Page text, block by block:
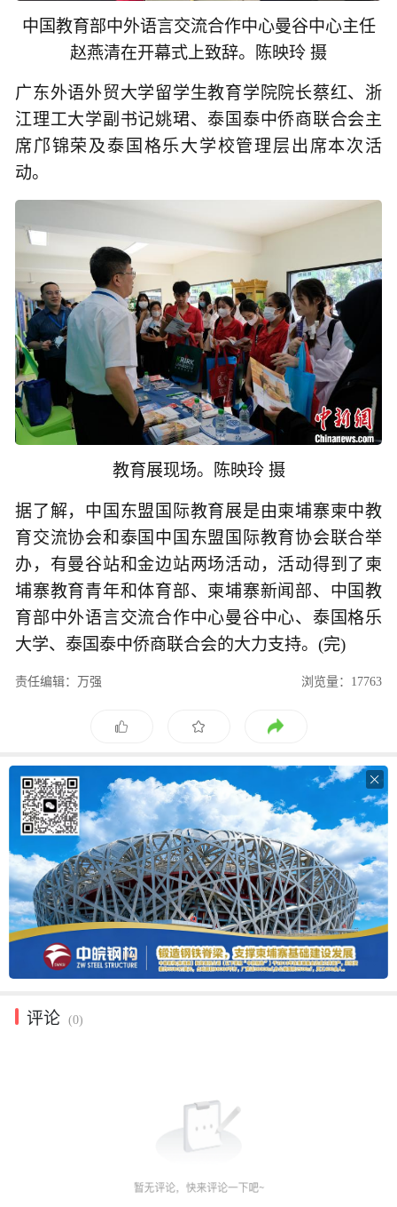
中国教育部中外语言交流合作中心曼谷中心主任
赵燕清在开幕式上致辞。陈映玲 摄
广东外语外贸大学留学生教育学院院长蔡红、浙
江理工大学副书记姚珺、泰国泰中侨商联合会主
席邝锦荣及泰国格乐大学校管理层出席本次活
动。
教育展现场。陈映玲 摄
据了解，中国东盟国际教育展是由柬埔寨柬中教
育交流协会和泰国中国东盟国际教育协会联合举
办，有曼谷站和金边站两场活动，活动得到了柬
埔寨教育青年和体育部、柬埔寨新闻部、中国教
育部中外语言交流合作中心曼谷中心、泰国格乐
大学、泰国泰中侨商联合会的大力支持。(完)
责任编辑：万强 浏览量：17763

评论 (0)